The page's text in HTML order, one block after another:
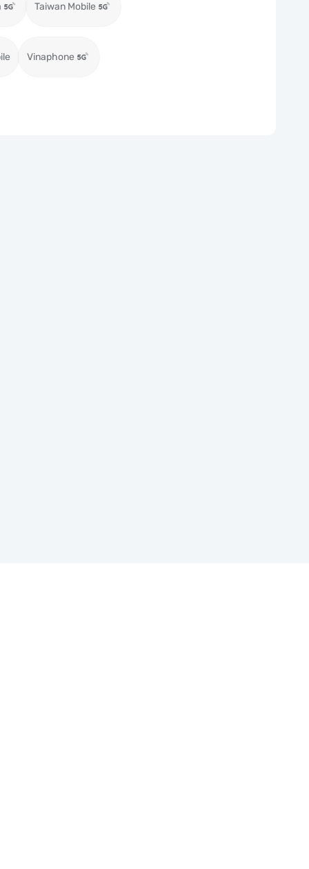
Taiwan Mobile
Vinaphone